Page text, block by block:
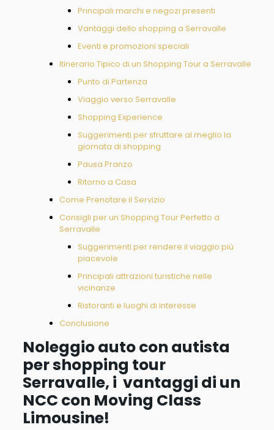
Principali marchi e negozi presenti
Vantaggi dello shopping a Serravalle
Eventi e promozioni speciali
Itinerario Tipico di un Shopping Tour a Serravalle
Punto di Partenza
Viaggio verso Serravalle
Shopping Experience
Suggerimenti per sfruttare al meglio la
giornata di shopping
Pausa Pranzo
Ritorno a Casa
Come Prenotare il Servizio
Consigli per un Shopping Tour Perfetto a
Serravalle
Suggerimenti per rendere il viaggio più
piacevole
Principali attrazioni turistiche nelle
vicinanze
Ristoranti e luoghi di interesse
Conclusione
Noleggio auto con autista
per shopping tour
Serravalle, i vantaggi di un
NCC con Moving Class
Limousine!